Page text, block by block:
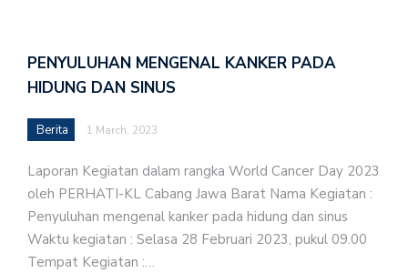
PENYULUHAN MENGENAL KANKER PADA
HIDUNG DAN SINUS
Berita 1 March, 2023
Laporan Kegiatan dalam rangka World Cancer Day 2023
oleh PERHATI-KL Cabang Jawa Barat Nama Kegiatan :
Penyuluhan mengenal kanker pada hidung dan sinus
Waktu kegiatan : Selasa 28 Februari 2023, pukul 09.00
Tempat Kegiatan :…